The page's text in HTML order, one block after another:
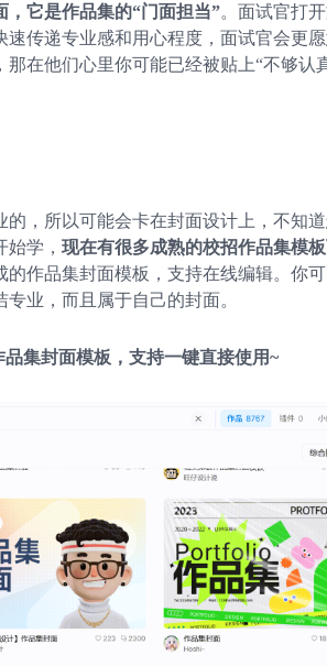
，它是作品集的“门面担当”。面试官打
传递专业感和用心程度，面试官会更
在他们心里你可能已经被贴上“不够认
，所以可能会卡在封面设计上，不知
学， 现在有很多成熟的校招作品集模
的作品集封面模板，支持在线编辑。你
业，而且属于自己的封面。
集封面模板，支持一键直接使用~